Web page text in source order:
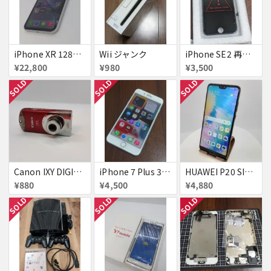
iPhone XR 128GB SIMフリー
¥22,800
Wii ジャンク
¥980
iPhone SE2 再生液晶パネル 黒
¥3,500
SOLD
Canon IXY DIGITAL L3 ズームレンズ不良
¥880
SOLD
iPhone 7 Plus 32GB
¥4,500
SOLD
HUAWEI P20 SIMフリー 861197043272279
¥4,880
SOLD SOLD SOLD